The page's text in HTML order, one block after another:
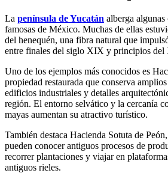
La península de Yucatán alberga algunas
famosas de México. Muchas de ellas
del henequén, una fibra natural que
entre finales del siglo XIX y principios
Uno de los ejemplos más conocidos es
propiedad restaurada que conserva
edificios industriales y detalles
región. El entorno selvático y la cercanía
mayas aumentan su atractivo turístico.
También destaca Hacienda Sotuta de
pueden conocer antiguos procesos de
recorrer plantaciones y viajar en
antiguos rieles.